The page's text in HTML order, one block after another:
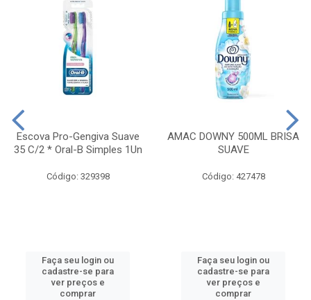
Escova Pro-Gengiva Suave
35 C/2 * Oral-B Simples 1Un
Código: 329398
Faça seu login ou
cadastre-se para
ver preços e
comprar
AMAC DOWNY 500ML BRISA
SUAVE
Código: 427478
Faça seu login ou
cadastre-se para
ver preços e
comprar